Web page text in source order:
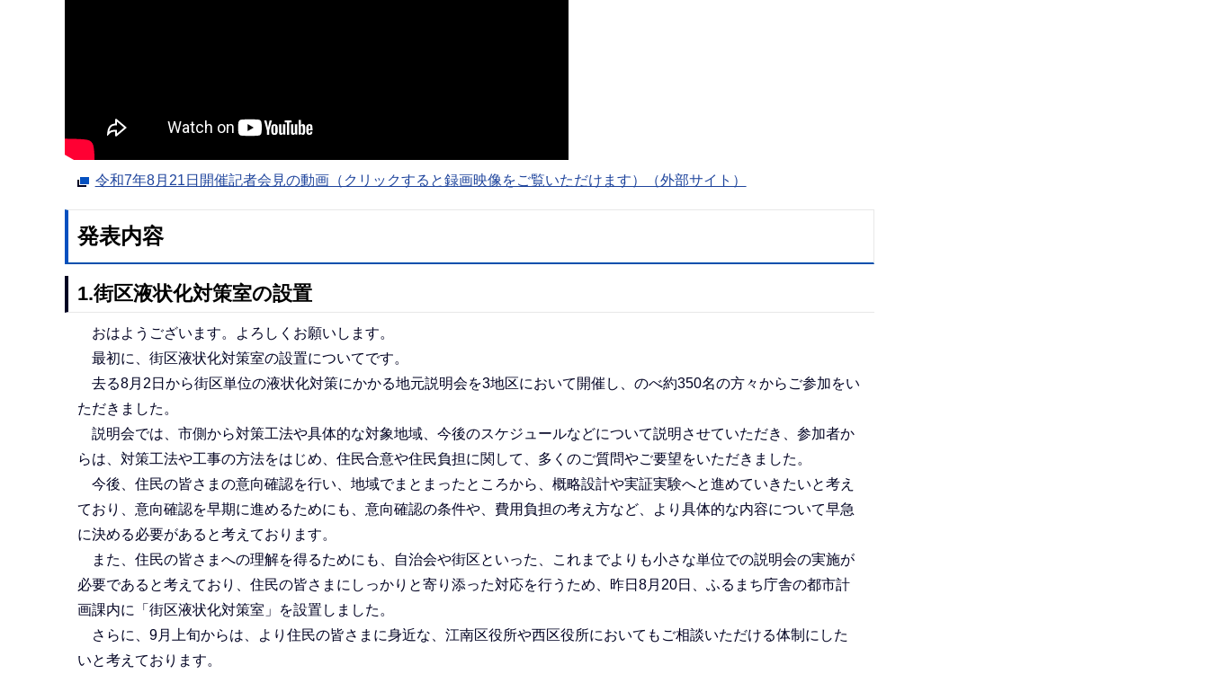
令和7年8月21日開催記者会見の動画（クリックすると録画映像をご覧いただけます）（外部サイト）
発表内容
1.街区液状化対策室の設置
おはようございます。よろしくお願いします。
最初に、街区液状化対策室の設置についてです。
去る8月2日から街区単位の液状化対策にかかる地元説明会を3地区において開催し、のべ約350名の方々からご参加をい
ただきました。
説明会では、市側から対策工法や具体的な対象地域、今後のスケジュールなどについて説明させていただき、参加者か
らは、対策工法や工事の方法をはじめ、住民合意や住民負担に関して、多くのご質問やご要望をいただきました。
今後、住民の皆さまの意向確認を行い、地域でまとまったところから、概略設計や実証実験へと進めていきたいと考え
ており、意向確認を早期に進めるためにも、意向確認の条件や、費用負担の考え方など、より具体的な内容について早急
に決める必要があると考えております。
また、住民の皆さまへの理解を得るためにも、自治会や街区といった、これまでよりも小さな単位での説明会の実施が
必要であると考えており、住民の皆さまにしっかりと寄り添った対応を行うため、昨日8月20日、ふるまち庁舎の都市計
画課内に「街区液状化対策室」を設置しました。
さらに、9月上旬からは、より住民の皆さまに身近な、江南区役所や西区役所においてもご相談いただける体制にした
いと考えております。